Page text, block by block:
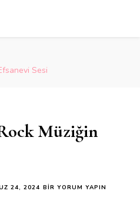
Sesi
Müziğin
24, 2024 BARIŞ
BIR YORUM YAPIN